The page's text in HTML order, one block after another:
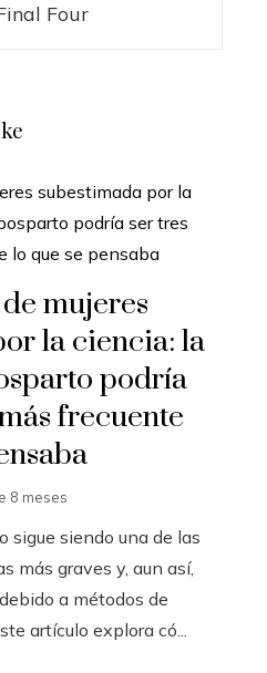
Four
mujeres
la ciencia: la
podría
frecuente
8 meses
sigue siendo una de las
más graves y, aun así,
a métodos de
artículo explora có...